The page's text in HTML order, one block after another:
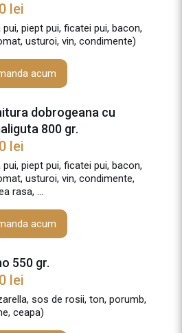
lei
pui, piept pui, ficatei pui, bacon,
usturoi, vin, condimente)
acum
dobrogeana cu
800 gr.
lei
pui, piept pui, ficatei pui, bacon,
usturoi, vin, condimente,
rasa, ...
acum
550 gr.
lei
sos de rosii, ton, porumb,
ceapa)